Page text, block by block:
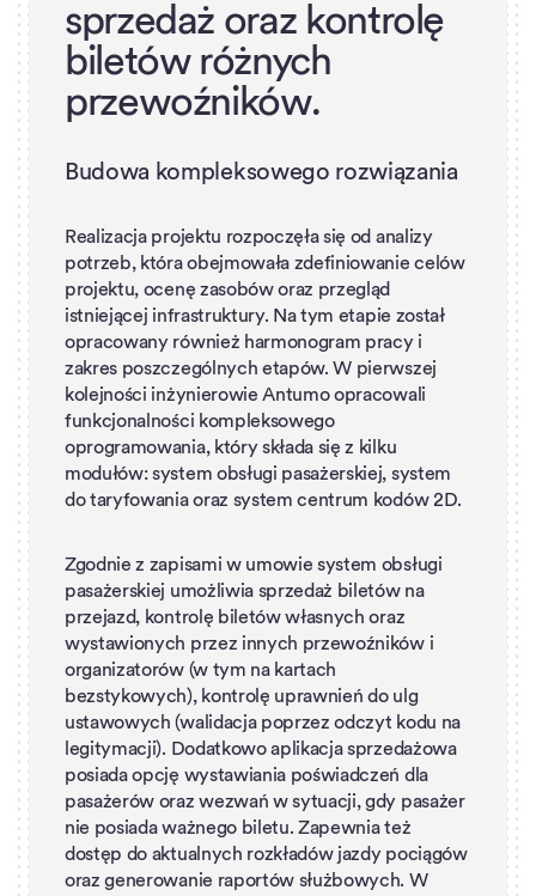
sprzedaż oraz kontrol ę
bil etów różnych
przewoźników.
Budowa kompleksowego rozwiązania
Realizacja projektu rozpoczęła się od analizy
potrzeb, która obejmowała zdefiniowanie celów
projektu, ocenę zasobów oraz przegląd
istniejącej infrastruktury. Na tym etapie został
opracowany również harmonogram pracy i
zakres poszczególnych etapów. W pierwszej
kolejności inżynierowie Antumo opracowali
funkcjonalności kompleksowego
oprogramowania, który składa się z kilku
modułów: system obsługi pasażerskiej, system
do taryfowania oraz system centrum kodów 2D.
Zgodnie z zapisami w umowie system obsługi
pasażerskiej umożliwia sprzedaż biletów na
przejazd, kontrolę biletów własnych oraz
wystawionych przez innych przewoźników i
organizatorów (w tym na kartach
bezstykowych), kontrolę uprawnień do ulg
ustawowych (walidacja poprzez odczyt kodu na
legitymacji). Dodatkowo aplikacja sprzedażowa
posiada opcję wystawiania poświadczeń dla
pasażerów oraz wezwań w sytuacji, gdy pasażer
nie posiada ważnego biletu. Zapewnia też
dostęp do aktualnych rozkładów jazdy pociągów
oraz generowanie raportów służbowych. W